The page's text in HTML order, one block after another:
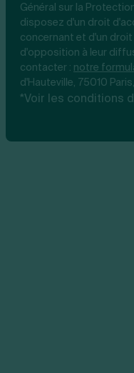
Général sur la
disposez d'un droit
concernant et d'un
d'opposition à leur
contacter : notre
d'Hauteville, 75010
*Voir les conditions